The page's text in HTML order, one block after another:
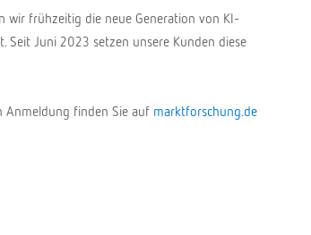
wir frühzeitig die neue Generation von KI-
Juni 2023 setzen unsere Kunden diese
finden Sie auf marktforschung.de